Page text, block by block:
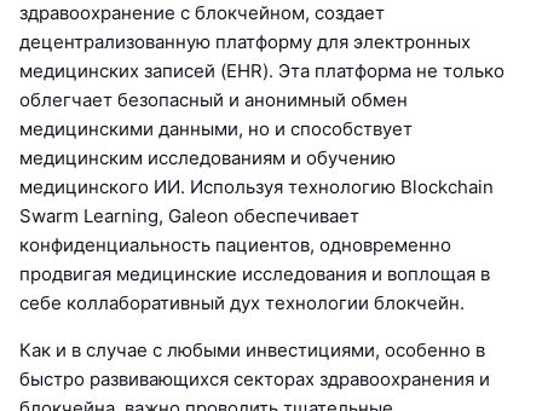
здравоохранение с блокчейном, создает
децентрализованную платформу для электронных
медицинских записей (EHR). Эта платформа не только
облегчает безопасный и анонимный обмен
медицинскими данными, но и способствует
медицинским исследованиям и обучению
медицинского ИИ. Используя технологию Blockchain
Swarm Learning, Galeon обеспечивает
конфиденциальность пациентов, одновременно
продвигая медицинские исследования и воплощая в
себе коллаборативный дух технологии блокчейн.
Как и в случае с любыми инвестициями, особенно в
быстро развивающихся секторах здравоохранения и